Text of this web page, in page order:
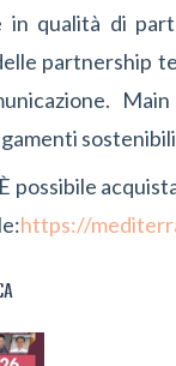
in qualità di
partnership
.
possibile
https://